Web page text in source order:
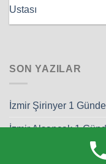
Ustası
SON YAZILAR
İzmir Şirinyer 1
İzmir Alsancak 1
İzmir Selçuk 1